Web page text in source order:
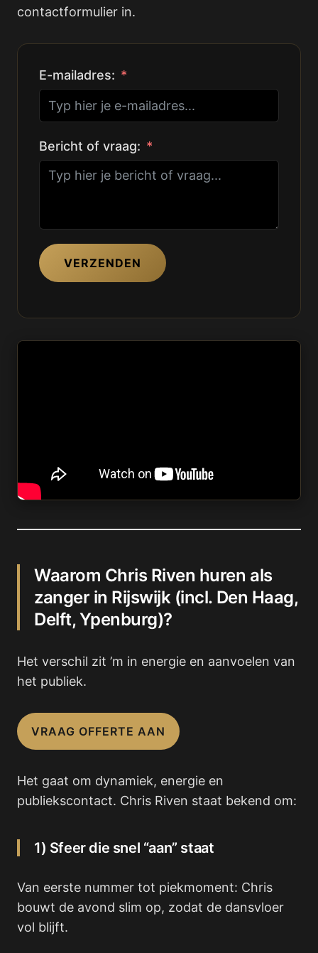
contactformulier in.
E-mailadres:
Bericht of vraag:
VERZENDEN
Waarom Chris Riven huren als
zanger in Rijswijk (incl. Den Haag,
Delft, Ypenburg)?
Het verschil zit ’m in energie en aanvoelen van
het publiek.
VRAAG OFFERTE AAN
Het gaat om dynamiek, energie en
publiekscontact. Chris Riven staat bekend om:
1) Sfeer die snel “aan” staat
Van eerste nummer tot piekmoment: Chris
bouwt de avond slim op, zodat de dansvloer
vol blijft.